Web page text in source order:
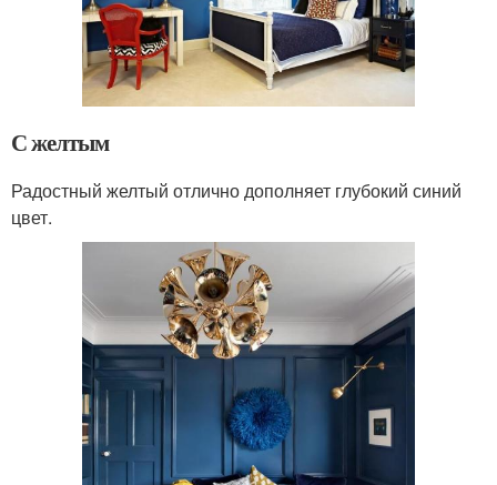
С желтым
Радостный желтый отлично дополняет глубокий синий
цвет.